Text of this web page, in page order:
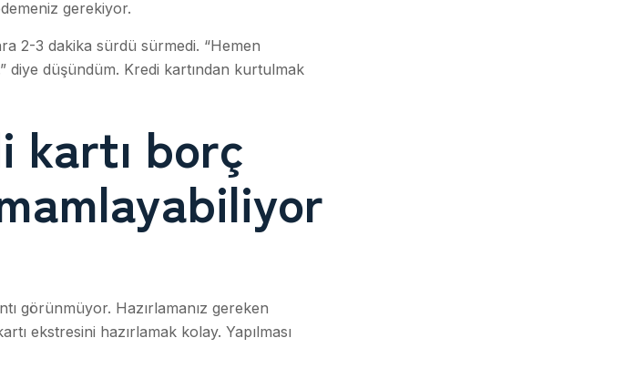
gerekiyor.
2-3 dakika sürdü sürmedi. “Hemen
diye düşündüm. Kredi kartından kurtulmak
kartı borç
görünmüyor. Hazırlamanız gereken
ekstresini hazırlamak kolay. Yapılması